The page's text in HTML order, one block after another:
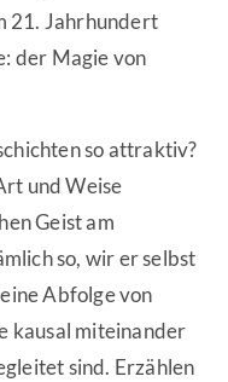
21. Jahrhundert
der Magie von
so attraktiv?
und Weise
Geist am
so, wir er selbst
Abfolge von
kausal miteinander
sind. Erzählen